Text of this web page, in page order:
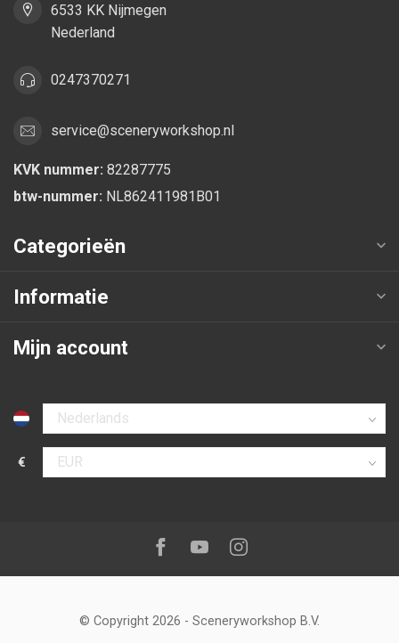
6533 KK Nijmegen
Nederland
0247370271
service@sceneryworkshop.nl
KVK nummer: 82287775
btw-nummer: NL862411981B01
Categorieën
Informatie
Mijn account
Selecteer taal
€
Selecteer valuta
Volg ons op:Facebook
YoutubeInstagram
© Copyright 2026 - Sceneryworkshop B.V.